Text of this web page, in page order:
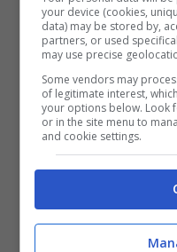
Debuttando nel
– era risultato
nella seduta di
all’aperto in
ex candidato a
ha seguito
astenuto sugli
sui punti più
your device (cookies,
data) may be stored by,
partners, or used
may use precise
Some vendors may
of legitimate interest,
your options below. Look
or in the site menu to
and cookie settings.